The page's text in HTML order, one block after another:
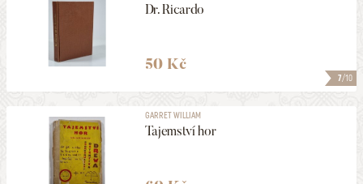
7/10
Dr. Ricardo
50 Kč
GARRET WILLIAM
Tajemství hor